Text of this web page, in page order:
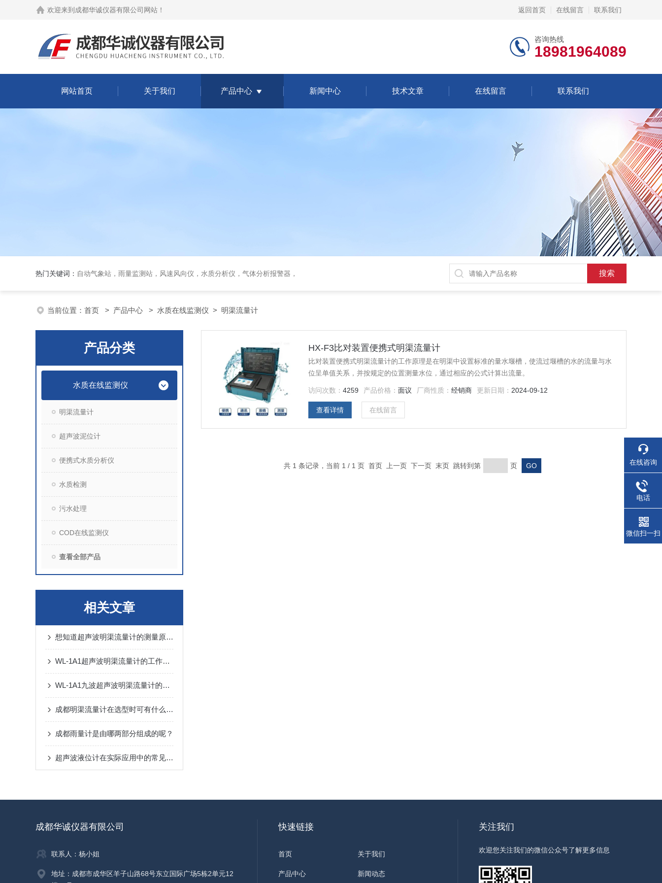
欢迎来到 成都华诚仪器有限公司网站 ！ 返回首页 在线留言 联系我们
咨询热线
18981964089
网站首页 关于我们 产品中心 新闻中心 技术文章 在线留言 联系我们
热门关键词： 自动气象站，雨量监测站，风速风向仪，水质分析仪，气体分析报警器，
当前位置： 首页 > 产品中心 > 水质在线监测仪 > 明渠流量计
产品分类
水质在线监测仪
明渠流量计
超声波泥位计
便携式水质分析仪
水质检测
污水处理
COD在线监测仪
查看全部产品
相关文章
想知道超声波明渠流量计的测量原理？
WL-1A1超声波明渠流量计的工作原理
WL-1A1九波超声波明渠流量计的主要技术指标及技术参数
成都明渠流量计在选型时可有什么注意的地方呢？
成都雨量计是由哪两部分组成的呢？
超声波液位计在实际应用中的常见问题与解决
HX-F3比对装置便携式明渠流量计
比对装置便携式明渠流量计的工作原理是在明渠中设置标准的量水堰槽，使流过堰槽的水的流量与水
位呈单值关系，并按规定的位置测量水位，通过相应的公式计算出流量。
访问次数：4259 产品价格：面议 厂商性质：经销商 更新日期： 2024-09-12
查看详情 在线留言
共 1 条记录，当前 1 / 1 页 首页 上一页 下一页 末页 跳转到第 页
成都华诚仪器有限公司
联系人：杨小姐
地址：成都市成华区羊子山路68号东立国际广场5栋2单元12
快速链接
首页 关于我们
产品中心 新闻动态
关注我们
欢迎您关注我们的微信公众号了解更多信息
在线咨询
电话
微信扫一扫